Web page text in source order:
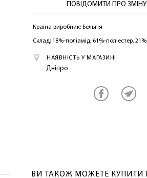
ПОВІДОМИТИ ПРО ЗМІНУ
Країна виробник: Бельгія
Склад: 18%-поліамід, 61%-поліестер,
НАЯВНІСТЬ У МАГАЗИНІ
Дніпро
ВИ ТАКОЖ МОЖЕТЕ КУПИТИ